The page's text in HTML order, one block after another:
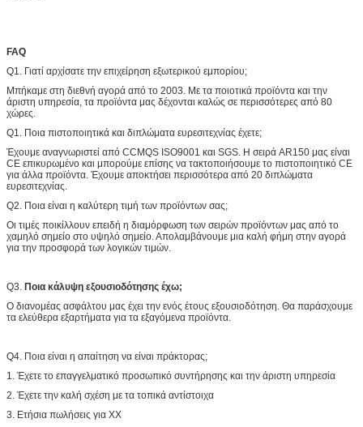
FAQ
Q1. Γιατί αρχίσατε την επιχείρηση εξωτερικού εμπορίου;
Μπήκαμε στη διεθνή αγορά από το 2003. Με τα ποιοτικά προϊόντα και την
άριστη υπηρεσία, τα προϊόντα μας δέχονται καλώς σε περισσότερες από 80
χώρες.
Q1. Ποια πιστοποιητικά και διπλώματα ευρεσιτεχνίας έχετε;
Έχουμε αναγνωριστεί από CCMQS ISO9001 και SGS. Η σειρά AR150 μας είναι
CE επικυρωμένο και μπορούμε επίσης να τακτοποιήσουμε το πιστοποιητικό CE
για άλλα προϊόντα. Έχουμε αποκτήσει περισσότερα από 20 διπλώματα
ευρεσιτεχνίας.
Q2. Ποια είναι η καλύτερη τιμή των προϊόντων σας;
Οι τιμές ποικίλλουν επειδή η διαμόρφωση των σειρών προϊόντων μας από το
χαμηλό σημείο στο υψηλό σημείο. Απολαμβάνουμε μια καλή φήμη στην αγορά
για την προσφορά των λογικών τιμών.
Q3. Ποια κάλυψη εξουσιοδότησης έχω;
Ο διανομέας ασφάλτου μας έχει την ενός έτους εξουσιοδότηση. Θα παράσχουμε
τα ελεύθερα εξαρτήματα για τα εξαγόμενα προϊόντα.
Q4. Ποια είναι η απαίτηση να είναι πράκτορας;
1. Έχετε το επαγγελματικό προσωπικό συντήρησης και την άριστη υπηρεσία
2. Έχετε την καλή σχέση με τα τοπικά αντίστοιχα
3. Ετήσια πωλήσεις για ΧΧ